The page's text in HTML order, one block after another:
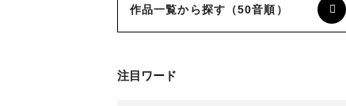
作品一覧から探す（50音順）
注目ワード